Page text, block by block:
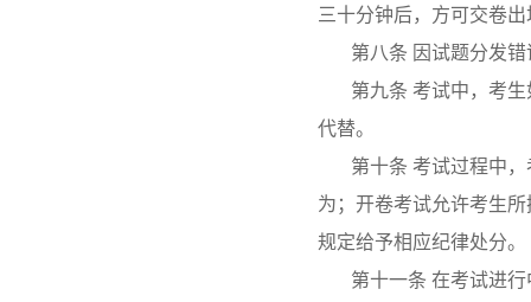
三十分钟后，方可交卷出
第八条 因试题分发
第九条 考试中，考
代替。
第十条 考试过程中
为；开卷考试允许考生
规定给予相应纪律处分。
第十一条 在考试进